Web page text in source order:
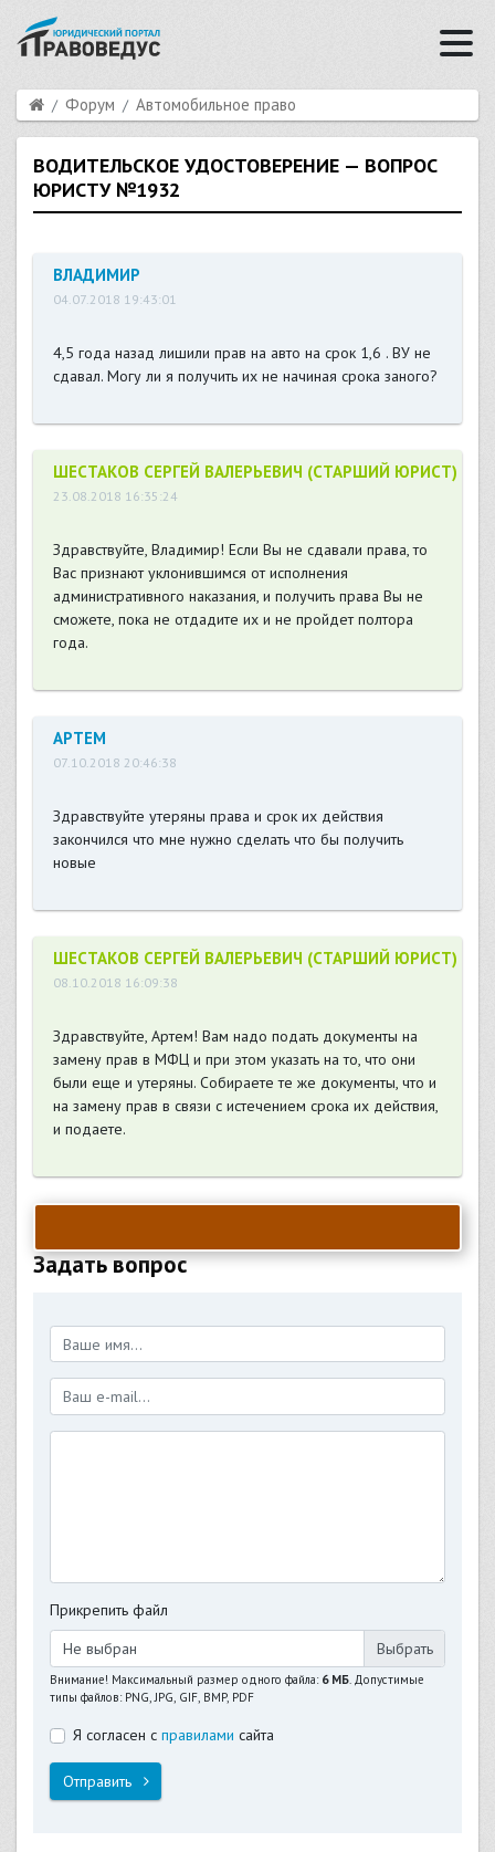
Форум Автомобильное право
ВОДИТЕЛЬСКОЕ УДОСТОВЕРЕНИЕ — ВОПРОС
ЮРИСТУ №1932
ВЛАДИМИР
04.07.2018 19:43:01
4,5 года назад лишили прав на авто на срок 1,6 . ВУ не
сдавал. Могу ли я получить их не начиная срока заного?
ШЕСТАКОВ СЕРГЕЙ ВАЛЕРЬЕВИЧ (СТАРШИЙ ЮРИСТ)
23.08.2018 16:35:24
Здравствуйте, Владимир! Если Вы не сдавали права, то
Вас признают уклонившимся от исполнения
административного наказания, и получить права Вы не
сможете, пока не отдадите их и не пройдет полтора
года.
АРТЕМ
07.10.2018 20:46:38
Здравствуйте утеряны права и срок их действия
закончился что мне нужно сделать что бы получить
новые
ШЕСТАКОВ СЕРГЕЙ ВАЛЕРЬЕВИЧ (СТАРШИЙ ЮРИСТ)
08.10.2018 16:09:38
Здравствуйте, Артем! Вам надо подать документы на
замену прав в МФЦ и при этом указать на то, что они
были еще и утеряны. Собираете те же документы, что и
на замену прав в связи с истечением срока их действия,
и подаете.
Задать вопрос
Прикрепить файл
Не выбран
Внимание! Максимальный размер одного файла: 6 МБ. Допустимые
типы файлов: PNG, JPG, GIF, BMP, PDF
Я согласен с правилами сайта
Отправить